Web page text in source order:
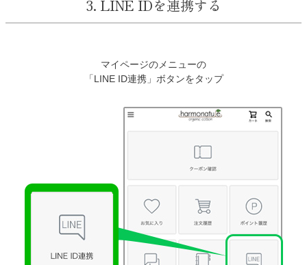
3. LINE IDを連携する
マイページのメニューの
「LINE ID連携」ボタンをタップ